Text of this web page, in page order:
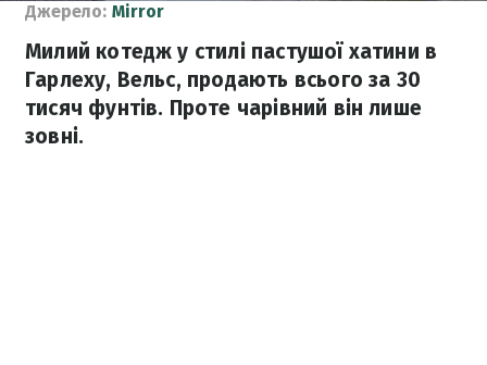
Джерело: Mirror
Милий котедж у стилі пастушої хатини в
Гарлеху, Вельс, продають всього за 30
тисяч фунтів. Проте чарівний він лише
зовні.